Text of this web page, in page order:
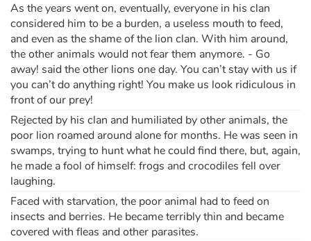
As the years went on, eventually, everyone in his clan
considered him to be a burden, a useless mouth to feed,
and even as the shame of the lion clan. With him around,
the other animals would not fear them anymore. - Go
away! said the other lions one day. You can’t stay with us if
you can’t do anything right! You make us look ridiculous in
front of our prey!
Rejected by his clan and humiliated by other animals, the
poor lion roamed around alone for months. He was seen in
swamps, trying to hunt what he could find there, but, again,
he made a fool of himself: frogs and crocodiles fell over
laughing.
Faced with starvation, the poor animal had to feed on
insects and berries. He became terribly thin and became
covered with fleas and other parasites.